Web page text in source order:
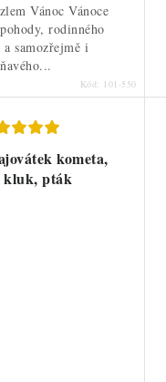
Vánoc Vánoce
rodinného
a samozřejmě i
Kód: 101-550
kometa,
kluk, pták